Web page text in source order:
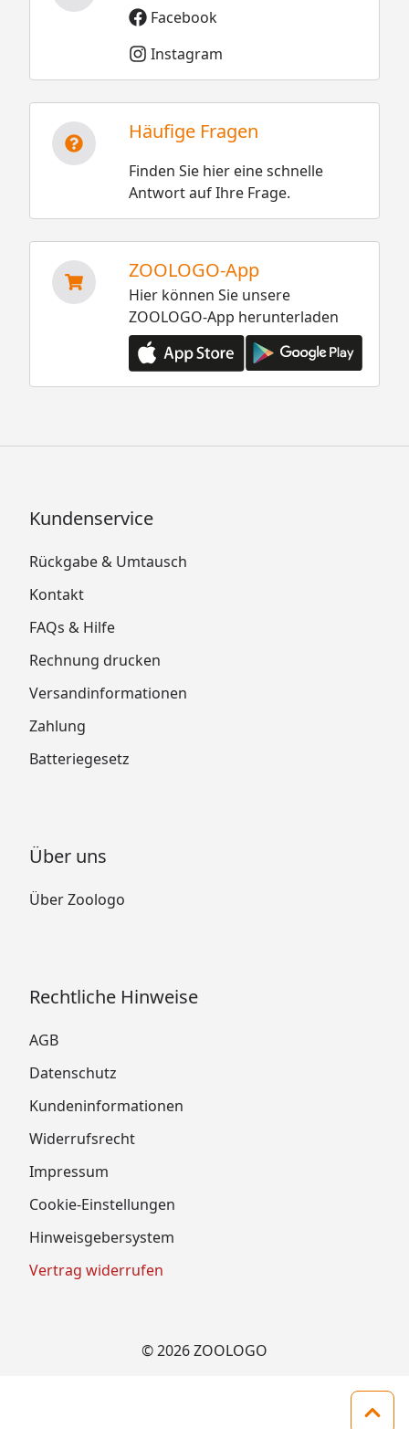
Facebook
Instagram
Häufige Fragen
Finden Sie hier eine schnelle
Antwort auf Ihre Frage.
ZOOLOGO-App
Hier können Sie unsere
ZOOLOGO-App herunterladen
Kundenservice
Rückgabe & Umtausch
Kontakt
FAQs & Hilfe
Rechnung drucken
Versandinformationen
Zahlung
Batteriegesetz
Über uns
Über Zoologo
Rechtliche Hinweise
AGB
Datenschutz
Kundeninformationen
Widerrufsrecht
Impressum
Cookie-Einstellungen
Hinweisgebersystem
Vertrag widerrufen
© 2026 ZOOLOGO